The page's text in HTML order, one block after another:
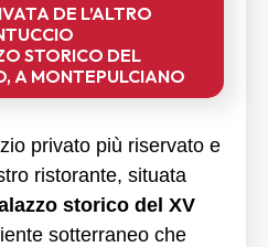
DE L’ALTRO
STORICO DEL
A MONTEPULCIANO
privato più riservato e
ristorante, situata
storico del XV
sotterraneo che